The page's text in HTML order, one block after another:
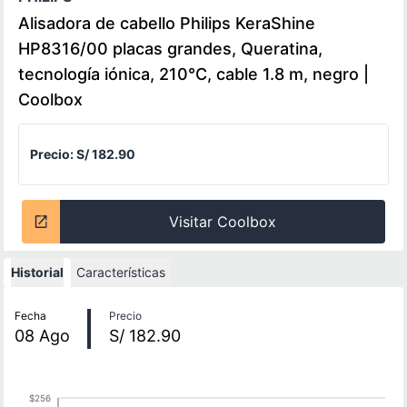
Alisadora de cabello Philips KeraShine
HP8316/00 placas grandes, Queratina,
tecnología iónica, 210°C, cable 1.8 m, negro |
Coolbox
Precio:S/ 182.90
Visitar Coolbox
Historial Características
Fecha
08 Ago
Precio
S/ 182.90
$256